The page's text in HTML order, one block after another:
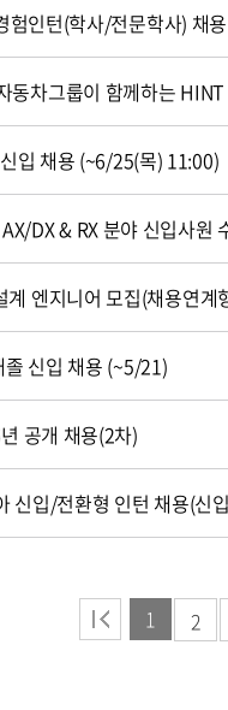
인턴(학사/전문학사) 채
동차그룹이 함께하는
입 채용 (~6/25(목) 11:00)
DX & RX 분야 신입사원
엔지니어 모집(채용연계
신입 채용 (~5/21)
공개 채용(2차)
신입/전환형 인턴 채용(신
1 2